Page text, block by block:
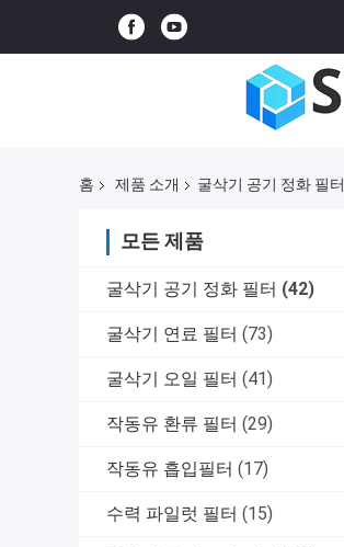
홈 제품 소개 굴삭기 공기 정화 필터
모든 제품
굴삭기 공기 정화 필터 (42)
굴삭기 연료 필터 (73)
굴삭기 오일 필터 (41)
작동유 환류 필터 (29)
작동유 흡입필터 (17)
수력 파일럿 필터 (15)